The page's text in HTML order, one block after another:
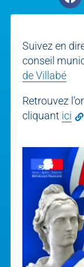
Suivez en
conseil
de Villabé
Retrouvez
cliquant ici